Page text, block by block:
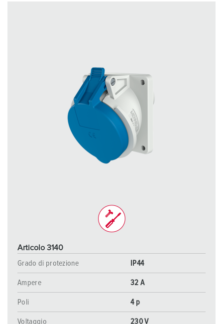
Articolo 3140
Grado di protezione
IP44
Ampere 32 A
Poli 4 p
Voltaggio 230 V